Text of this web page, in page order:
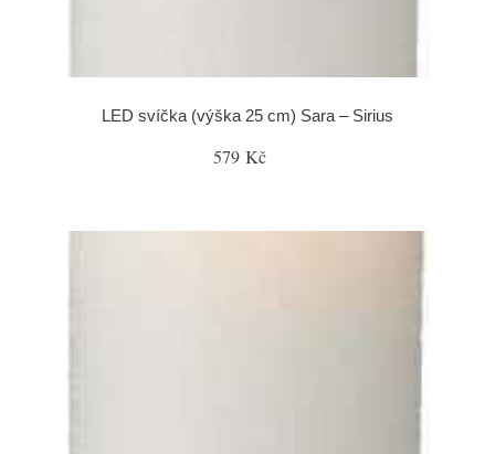
LED svíčka (výška 25 cm) Sara – Sirius
579 Kč